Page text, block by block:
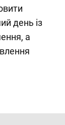
день із
а